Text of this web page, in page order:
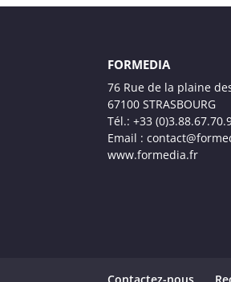
FORMEDIA
76 Rue de la plaine
67100 STRASBOURG
Tél.: +33
Email :
www.formedia.fr